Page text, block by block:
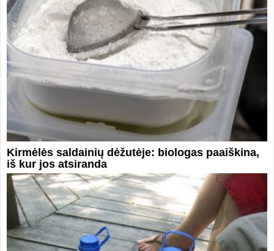
Kirmėlės saldainių dėžutėje: biologas paaiškina,
iš kur jos atsiranda